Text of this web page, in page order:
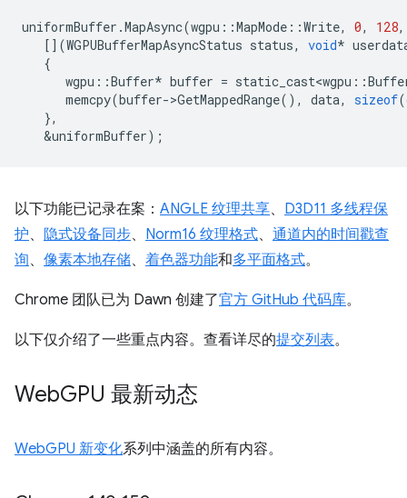
uniformBuffer .MapAsync(wgpu ::MapMode ::Write, 0, 128,
[](WGPUBufferMapAsyncStatus status, void*
{
wgpu ::Buffer* buffer = static_cast<wgpu ::
memcpy(buffer->GetMappedRange(), data, sizeof(
},
&uniformBuffer);
以下功能已记录在案： ANGLE 纹理共享、 D3D11 多线程保
护、 隐式设备同步、 Norm16 纹理格式、 通道内的时间戳查
询、 像素本地存储、 着色器功能和多平面格式。
Chrome 团队已为 Dawn 创建了官方 GitHub 代码库。
以下仅介绍了一些重点内容。查看详尽的提交列表。
WebGPU 最新动态
WebGPU 新变化系列中涵盖的所有内容。